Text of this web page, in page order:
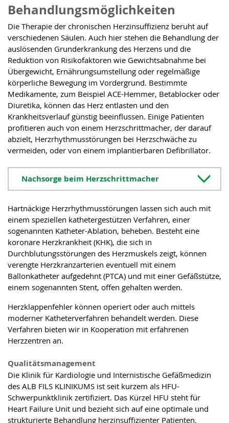
Behandlungsmöglichkeiten
Die Therapie der chronischen Herzinsuffizienz beruht auf
verschiedenen Säulen. Auch hier stehen die Behandlung der
auslösenden Grunderkrankung des Herzens und die
Reduktion von Risikofaktoren wie Gewichtsabnahme bei
Übergewicht, Ernährungsumstellung oder regelmäßige
körperliche Bewegung im Vordergrund. Bestimmte
Medikamente, zum Beispiel ACE-Hemmer, Betablocker oder
Diuretika, können das Herz entlasten und den
Krankheitsverlauf günstig beeinflussen. Einige Patienten
profitieren auch von einem Herzschrittmacher, der darauf
abzielt, Herzrhythmusstörungen bei Herzschwäche zu
vermeiden, oder von einem implantierbaren Defibrillator.
Nachsorge beim Herzschrittmacher
Hartnäckige Herzrhythmusstörungen lassen sich auch mit
einem speziellen kathetergestützen Verfahren, einer
sogenannten Katheter-Ablation, beheben. Besteht eine
koronare Herzkrankheit (KHK), die sich in
Durchblutungsstörungen des Herzmuskels zeigt, können
verengte Herzkranzarterien eventuell mit einem
Ballonkatheter aufgedehnt (PTCA) und mit einer Gefäßstütze,
einem sogenannten Stent, offen gehalten werden.
Herzklappenfehler können operiert oder auch mittels
moderner Katheterverfahren behandelt werden. Diese
Verfahren bieten wir in Kooperation mit erfahrenen
Herzzentren an.
Qualitätsmanagement
Die Klinik für Kardiologie und Internistische Gefäßmedizin
des ALB FILS KLINIKUMS ist seit kurzem als HFU-
Schwerpunktklinik zertifiziert. Das Kürzel HFU steht für
Heart Failure Unit und bezieht sich auf eine optimale und
strukturierte Behandlung herzinsuffizienter Patienten.